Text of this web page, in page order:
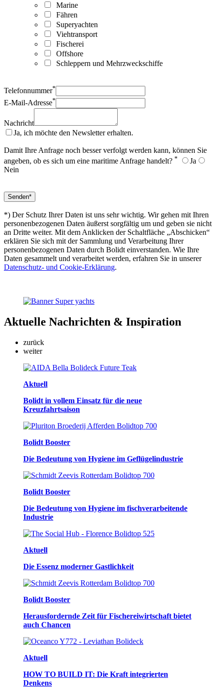
Marine
Fähren
Superyachten
Viehtransport
Fischerei
Offshore
Schleppern und Mehrzweckschiffe
Telefonnummer*
E-Mail-Adresse*
Nachricht
Ja, ich möchte den Newsletter erhalten.
Damit Ihre Anfrage noch besser verfolgt werden kann, können Sie
angeben, ob es sich um eine maritime Anfrage handelt? *
Ja
Nein
*) Der Schutz Ihrer Daten ist uns sehr wichtig. Wir gehen mit Ihren
personenbezogenen Daten äußerst sorgfältig um und geben sie nicht
an Dritte weiter. Mit dem Anklicken der Schaltfläche „Abschicken“
erklären Sie sich mit der Sammlung und Verarbeitung Ihrer
personenbezogenen Daten durch Bolidt einverstanden. Wie Ihre
Daten gesammelt und verarbeitet werden, erfahren Sie in unserer
Datenschutz- und Cookie-Erklärung.
Aktuelle Nachrichten & Inspiration
zurück
weiter
Aktuell
Bolidt in vollem Einsatz für die neue
Kreuzfahrtsaison
Bolidt Booster
Die Bedeutung von Hygiene im Geflügelindustrie
Bolidt Booster
Die Bedeutung von Hygiene im fischverarbeitende
Industrie
Aktuell
Die Essenz moderner Gastlichkeit
Bolidt Booster
Herausfordernde Zeit für Fischereiwirtschaft bietet
auch Chancen
Aktuell
HOW TO BUILD IT: Die Kraft integrierten
Denkens